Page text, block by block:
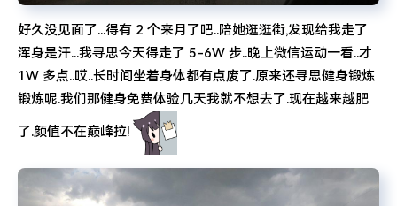
好久没见面了...得有 2 个来月了吧..陪她逛逛街,发现给我走了
浑身是汗...我寻思今天得走了 5-6W 步..晚上微信运动一看..才
1W 多点..哎..长时间坐着身体都有点废了.原来还寻思健身锻炼
锻炼呢.我们那健身免费体验几天我就不想去了.现在越来越肥
了.颜值不在巅峰拉!